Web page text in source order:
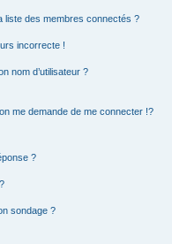
liste des membres connectés ?
incorrecte !
nom d’utilisateur ?
me demande de me connecter !?
?
sondage ?